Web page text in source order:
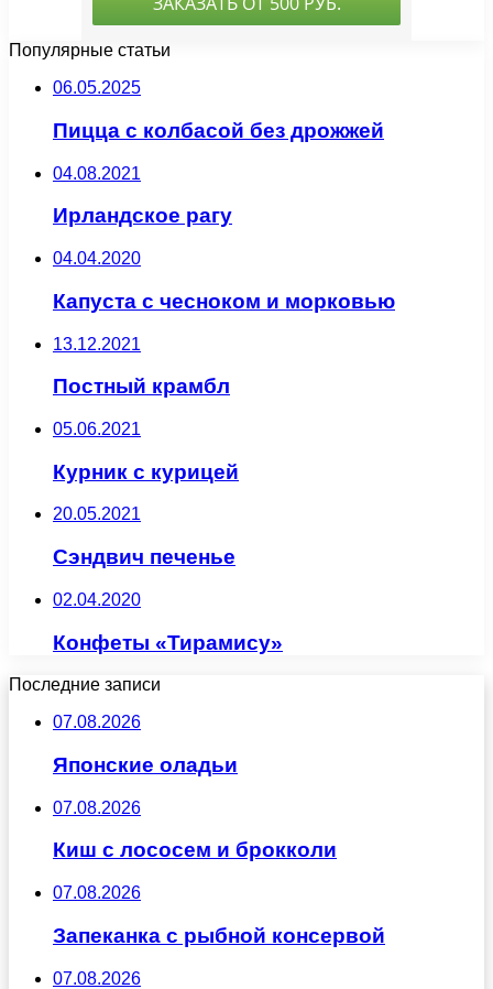
Популярные статьи
06.05.2025
Пицца с колбасой без дрожжей
04.08.2021
Ирландское рагу
04.04.2020
Капуста с чесноком и морковью
13.12.2021
Постный крамбл
05.06.2021
Курник с курицей
20.05.2021
Сэндвич печенье
02.04.2020
Конфеты «Тирамису»
Последние записи
07.08.2026
Японские оладьи
07.08.2026
Киш с лососем и брокколи
07.08.2026
Запеканка с рыбной консервой
07.08.2026